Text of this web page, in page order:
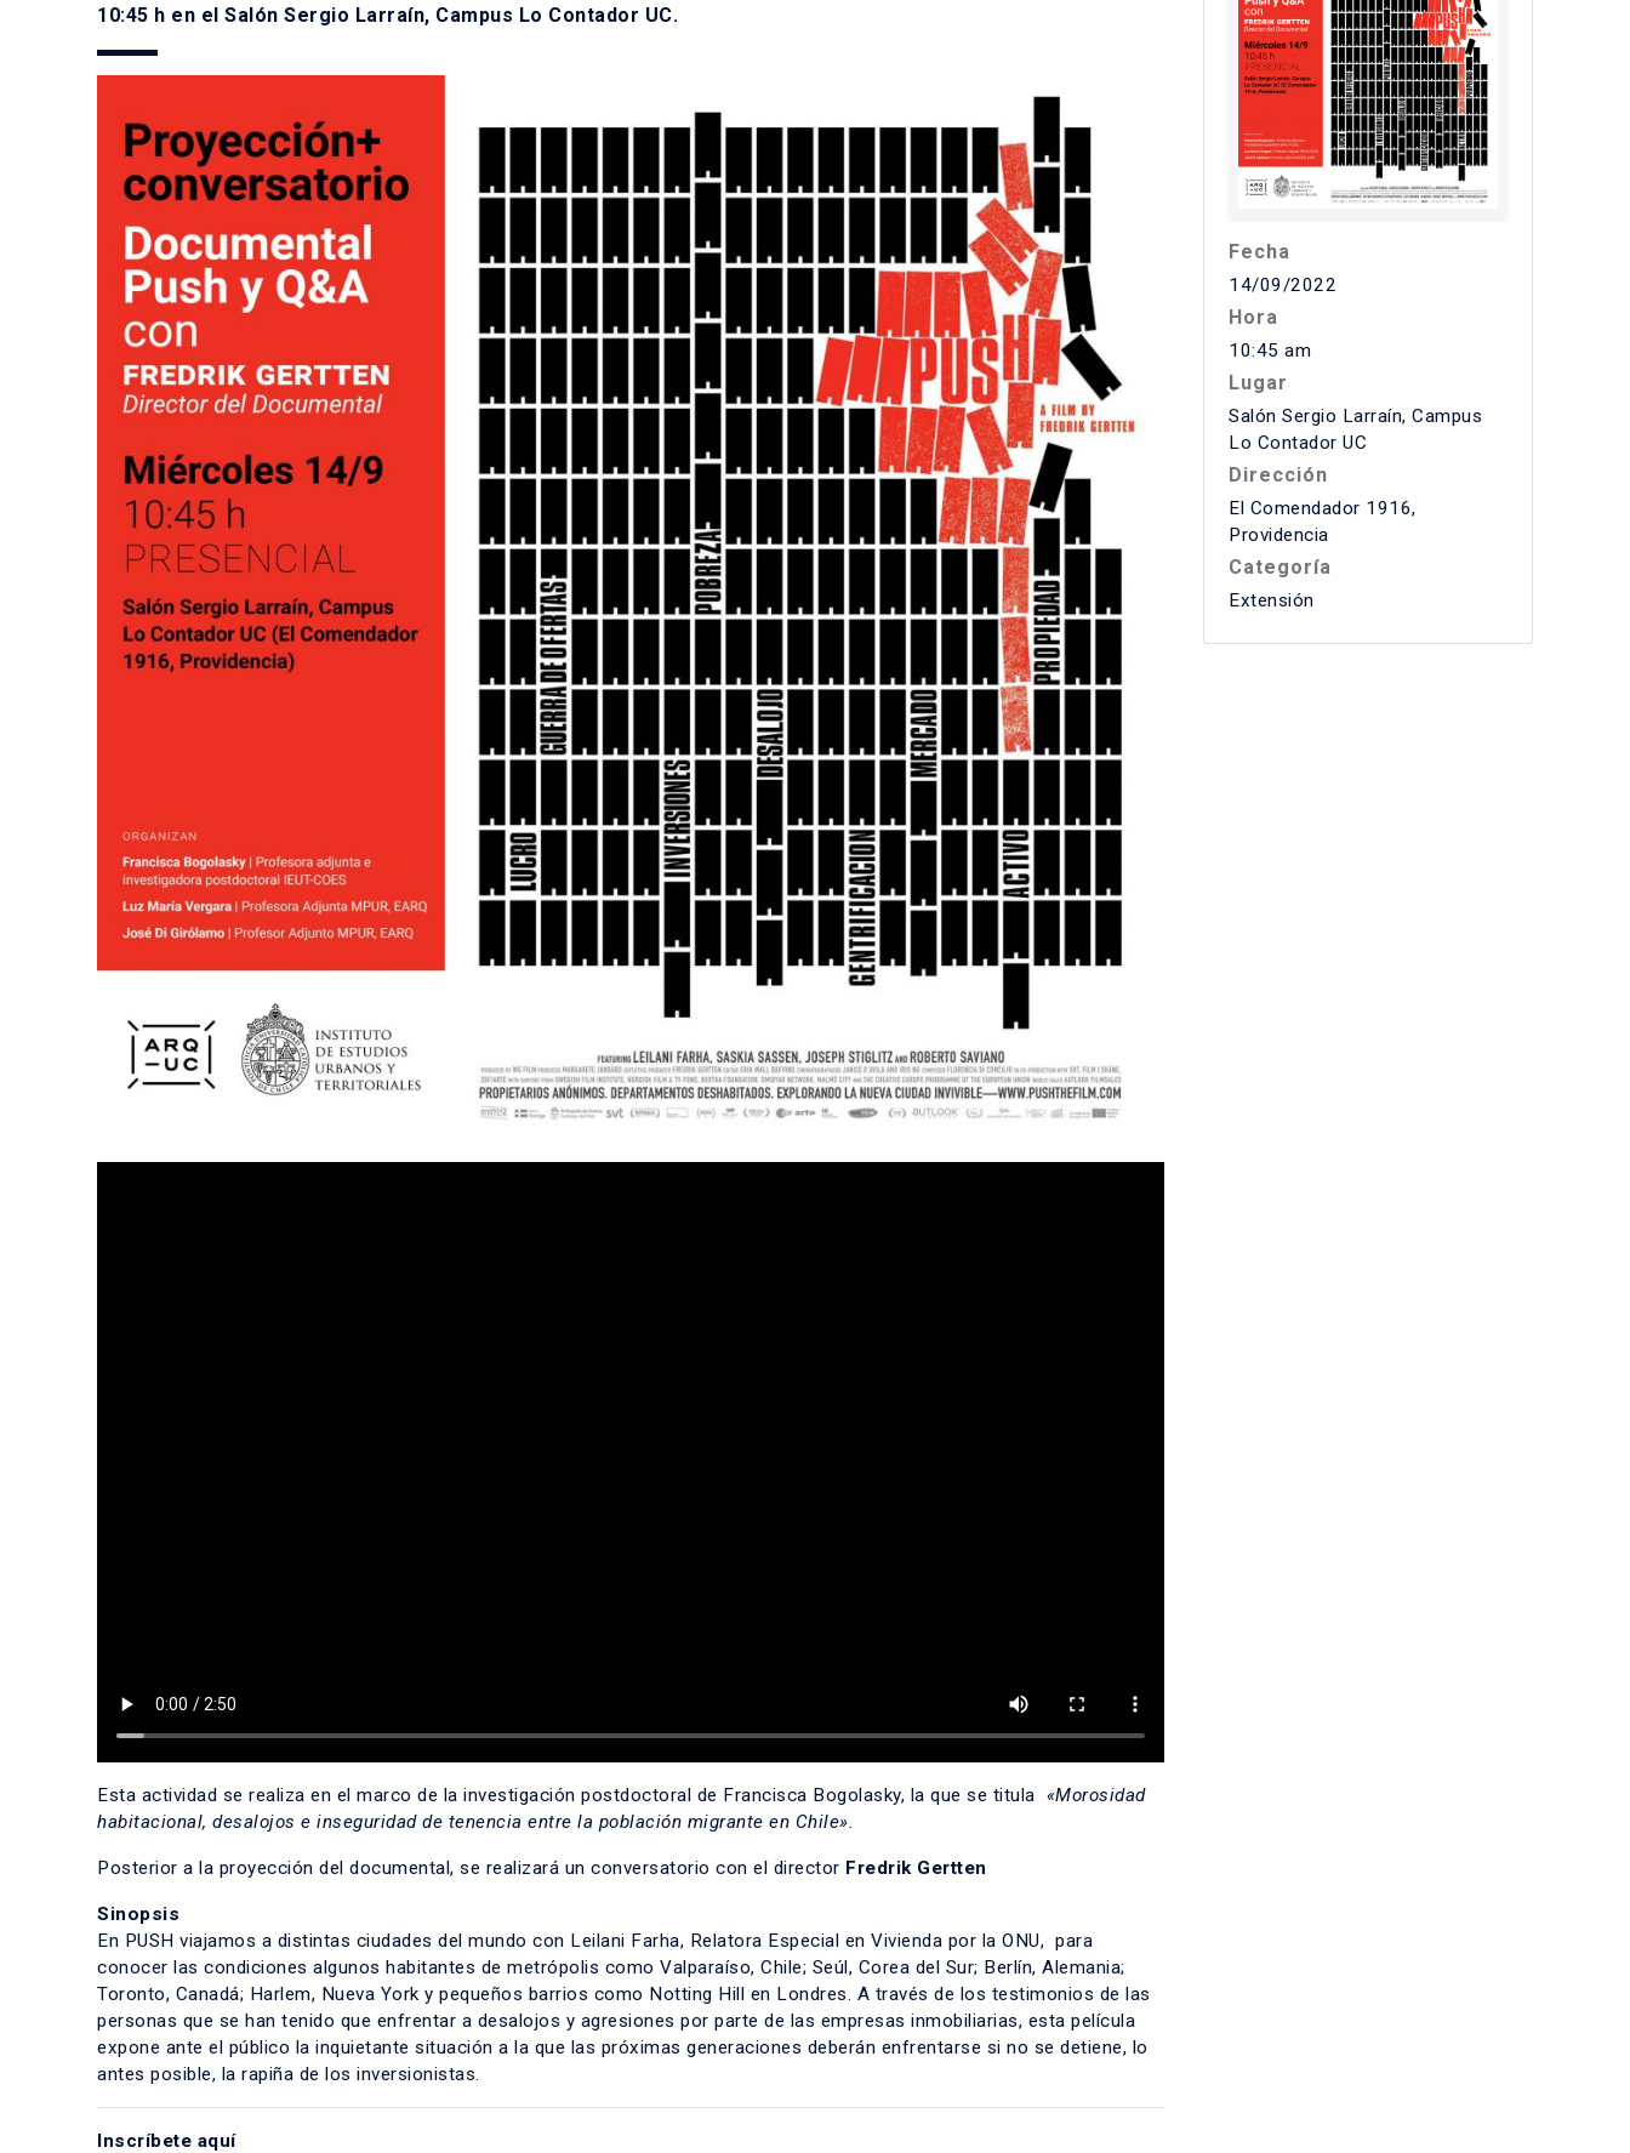
10:45 h en el Salón Sergio Larraín, Campus Lo Contador UC.
Esta actividad se realiza en el marco de la investigación postdoctoral de Francisca Bogolasky, la que se titula «Morosidad
habitacional, desalojos e inseguridad de tenencia entre la población migrante en Chile».
Posterior a la proyección del documental, se realizará un conversatorio con el director Fredrik Gertten
Sinopsis
En PUSH viajamos a distintas ciudades del mundo con Leilani Farha, Relatora Especial en Vivienda por la ONU, para
conocer las condiciones algunos habitantes de metrópolis como Valparaíso, Chile; Seúl, Corea del Sur; Berlín, Alemania;
Toronto, Canadá; Harlem, Nueva York y pequeños barrios como Notting Hill en Londres. A través de los testimonios de las
personas que se han tenido que enfrentar a desalojos y agresiones por parte de las empresas inmobiliarias, esta película
expone ante el público la inquietante situación a la que las próximas generaciones deberán enfrentarse si no se detiene, lo
antes posible, la rapiña de los inversionistas.
Inscríbete aquí
Fecha
14/09/2022
Hora
10:45 am
Lugar
Salón Sergio Larraín, Campus
Lo Contador UC
Dirección
El Comendador 1916,
Providencia
Categoría
Extensión